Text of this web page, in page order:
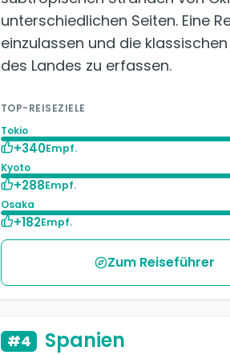
unterschiedlichen Seiten. Eine
einzulassen und die
des Landes zu erfassen.
TOP-REISEZIELE
Tokio
+340Empf.
Kyoto
+288Empf.
Osaka
+182Empf.
Zum Reiseführer
#4 Spanien